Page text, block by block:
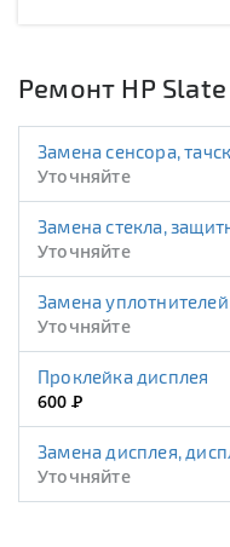
Ремонт HP Slate
Замена сенсора,
Уточняйте
Замена стекла,
Уточняйте
Замена уплотнителей
Уточняйте
Проклейка дисплея
600Р
Замена дисплея,
Уточняйте